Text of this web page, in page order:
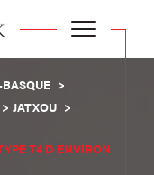
JATXOU
T4 D ENVIRON